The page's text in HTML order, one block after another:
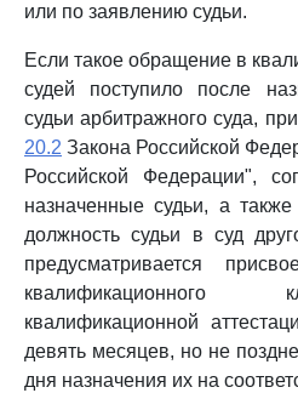
или по заявлению судьи.
Если такое обращение в
судей поступило после
судьи арбитражного суда,
20.2 Закона Российской
Российской Федерации",
назначенные судьи, а
должность судьи в суд
предусматривается
квалификационного
квалификационной
девять месяцев, но не
дня назначения их на